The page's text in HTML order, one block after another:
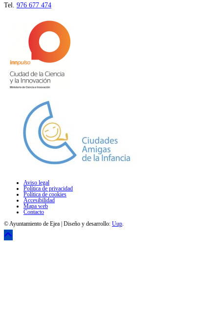
Tel. 976 677 474
Aviso legal
Política de privacidad
Política de cookies
Accesibilidad
Mapa web
Contacto
© Ayuntamiento de Ejea | Diseño y desarrollo: Uup.